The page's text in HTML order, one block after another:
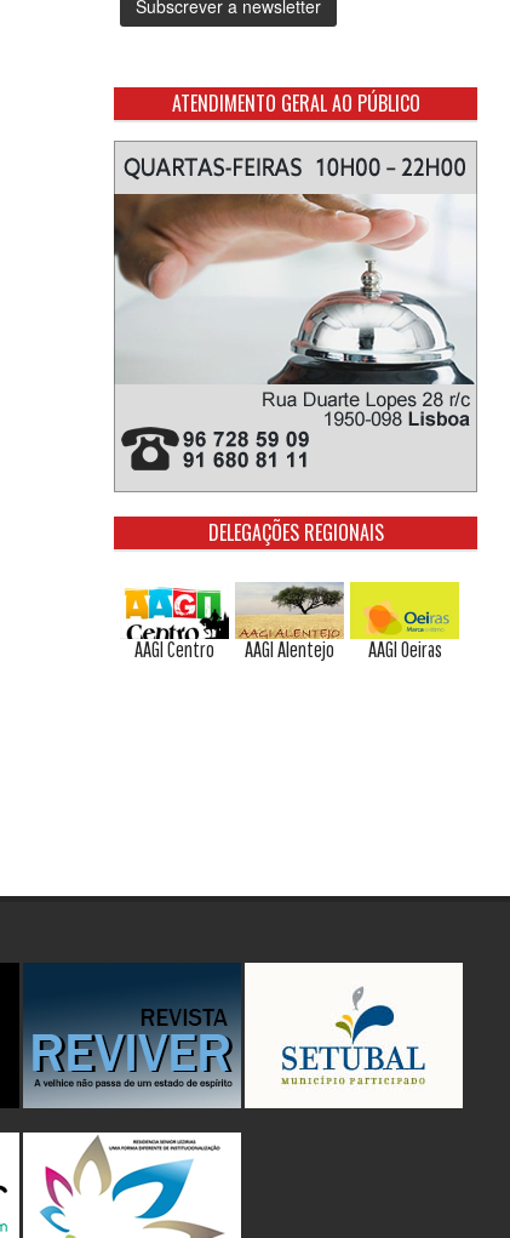
ATENDIMENTO GERAL AO PÚBLICO
DELEGAÇÕES REGIONAIS
AAGI Centro AAGI Alentejo AAGI Oeiras